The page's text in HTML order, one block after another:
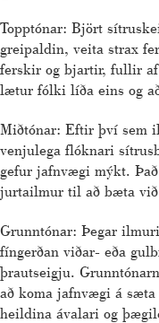
Topptónar: Björt
greipaldin, veita strax
ferskir og bjartir, fullir
lætur fólki líða eins og
Miðtónar: Eftir því sem
venjulega flóknari
gefur jafnvægi mýkt.
jurtailmur til að bæta
Grunntónar: Þegar
fíngerðan viðar- eða
þrautseigju.
að koma jafnvægi á
heildina ávalari og